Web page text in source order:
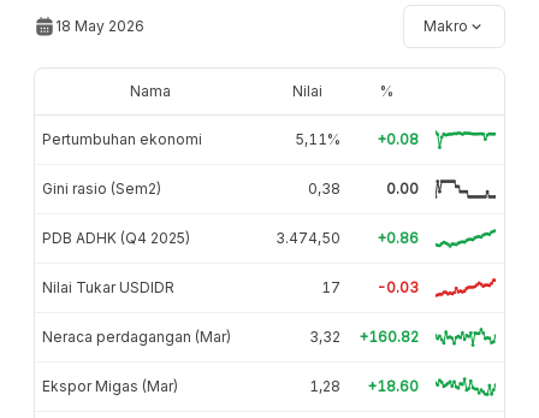
18 May 2026 Makro
Nama Nilai %
Pertumbuhan ekonomi 5,11% +0.08
Gini rasio (Sem2) 0,38 0.00
PDB ADHK (Q4 2025) 3.474,50 +0.86
Nilai Tukar USDIDR 17 -0.03
Neraca perdagangan (Mar) 3,32 +160.82
Ekspor Migas (Mar) 1,28 +18.60